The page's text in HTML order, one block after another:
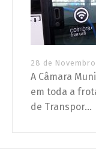
28 de
A Câmara
em toda a
de Transpor...